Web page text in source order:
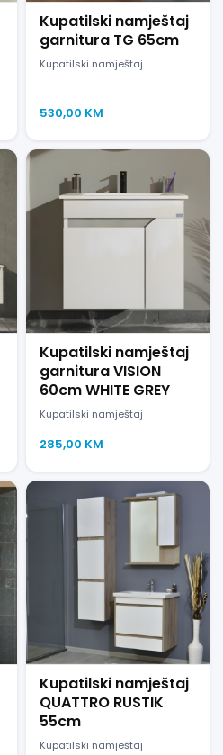
Kupatilski namještaj
garnitura TG 65cm
Kupatilski namještaj
530,00 KM
Kupatilski namještaj
garnitura VISION
60cm WHITE GREY
Kupatilski namještaj
285,00 KM
Kupatilski namještaj
QUATTRO RUSTIK
55cm
Kupatilski namještaj